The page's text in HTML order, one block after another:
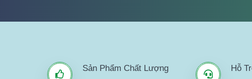
Sản Phẩm Chất Lượng Hỗ